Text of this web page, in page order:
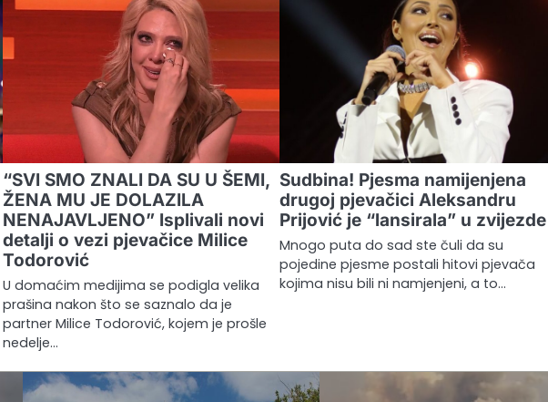
“SVI SMO ZNALI DA SU U ŠEMI,
ŽENA MU JE DOLAZILA
NENAJAVLJENO” Isplivali novi
detalji o vezi pjevačice Milice
Todorović
U domaćim medijima se podigla velika
prašina nakon što se saznalo da je
partner Milice Todorović, kojem je prošle
nedelje…
Sudbina! Pjesma namijenjena
drugoj pjevačici Aleksandru
Prijović je “lansirala” u zvijezde
Mnogo puta do sad ste čuli da su
pojedine pjesme postali hitovi pjevača
kojima nisu bili ni namjenjeni, a to…